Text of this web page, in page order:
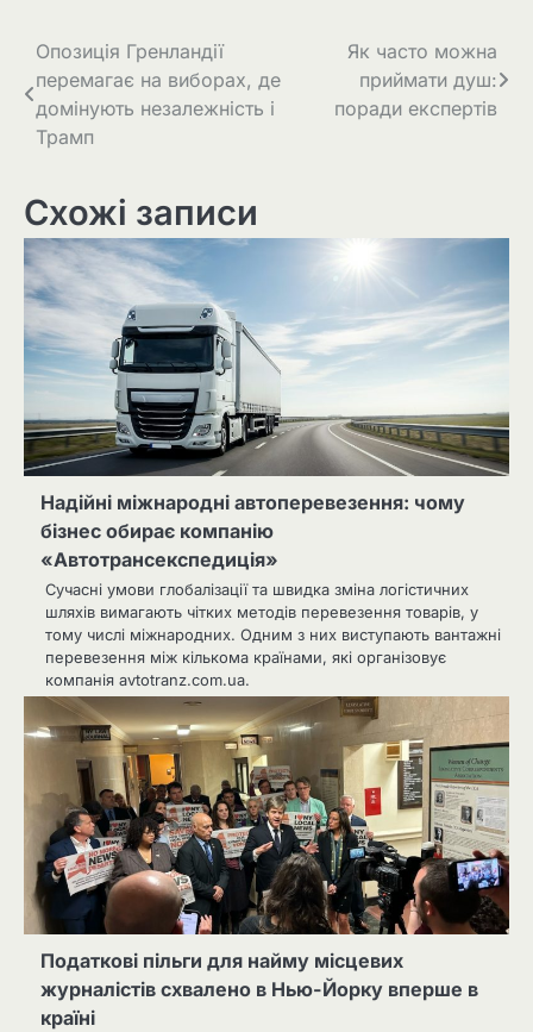
Навігація
записів
Опозиція Гренландії
перемагає на виборах, де
домінують незалежність і
Трамп
Як часто можна
приймати душ:
поради експертів
Схожі записи
Надійні міжнародні автоперевезення: чому
бізнес обирає компанію
«Автотрансекспедиція»
Сучасні умови глобалізації та швидка зміна логістичних
шляхів вимагають чітких методів перевезення товарів, у
тому числі міжнародних. Одним з них виступають вантажні
перевезення між кількома країнами, які організовує
компанія avtotranz.com.ua.
Податкові пільги для найму місцевих
журналістів схвалено в Нью-Йорку вперше в
країні